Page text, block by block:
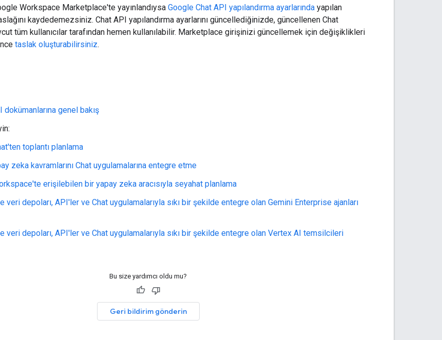
Workspace Marketplace'te yayınlandıysa Google Chat API yapılandırma ayarlarında yapılan
kaydedemezsiniz. Chat API yapılandırma ayarlarını güncellediğinizde, güncellenen Chat
tüm kullanıcılar tarafından hemen kullanılabilir. Marketplace girişinizi güncellemek için değişiklikleri
taslak oluşturabilirsiniz.
dokümanlarına genel bakış
toplantı planlama
zeka kavramlarını Chat uygulamalarına entegre etme
erişilebilen bir yapay zeka aracısıyla seyahat planlama
veri depoları, API'ler ve Chat uygulamalarıyla sıkı bir şekilde entegre olan Gemini Enterprise ajanları
veri depoları, API'ler ve Chat uygulamalarıyla sıkı bir şekilde entegre olan Vertex AI temsilcileri
Bu size yardımcı oldu mu?
Geri bildirim gönderin